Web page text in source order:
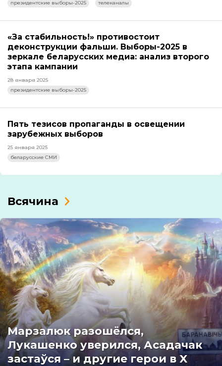
президентские выборы-2025 телеканалы
«За стабильность!» противостоит
деконструкции фальши. Выборы-2025 в
зеркале беларусских медиа: анализ второго
этапа кампании
28 января 2025
президентские выборы-2025
Пять тезисов пропаганды в освещении
зарубежных выборов
25 января 2025
беларусские СМИ
Всячина
Марзалюк разошёлся,
Лукашенко уверился, Асадачак
застаўся – и другие герои в X